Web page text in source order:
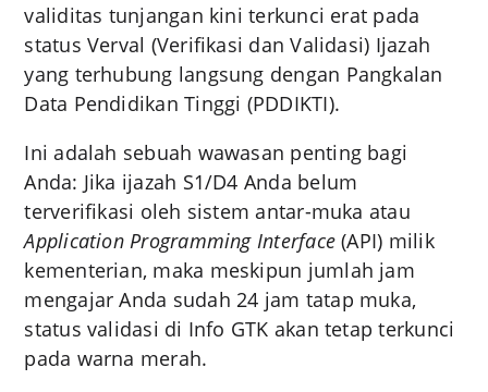
validitas tunjangan kini terkunci erat pada
status Verval (Verifikasi dan Validasi) Ijazah
yang terhubung langsung dengan Pangkalan
Data Pendidikan Tinggi (PDDIKTI).
Ini adalah sebuah wawasan penting bagi
Anda: Jika ijazah S1/D4 Anda belum
terverifikasi oleh sistem antar-muka atau
Application Programming Interface (API) milik
kementerian, maka meskipun jumlah jam
mengajar Anda sudah 24 jam tatap muka,
status validasi di Info GTK akan tetap terkunci
pada warna merah.